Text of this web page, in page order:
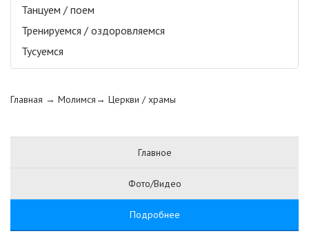
Танцуем / поем
Тренируемся / оздоровляемся
Тусуемся
Главная → Молимся→ Церкви / храмы
Главное
Фото/Видео
Подробнее